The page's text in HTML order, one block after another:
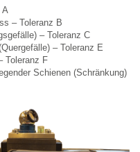
A
– Toleranz B
– Toleranz C
– Toleranz E
Toleranz F
Schienen (Schränkung)